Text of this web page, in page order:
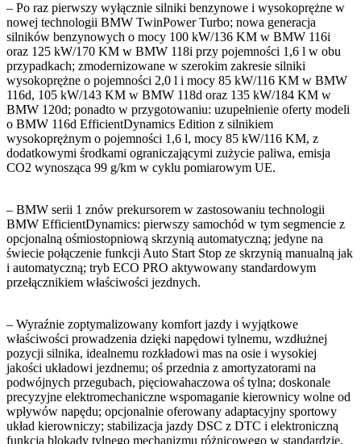
– Po raz pierwszy wyłącznie silniki benzynowe i wysokoprężne w
nowej technologii BMW TwinPower Turbo; nowa generacja
silników benzynowych o mocy 100 kW/136 KM w BMW 116i
oraz 125 kW/170 KM w BMW 118i przy pojemności 1,6 l w obu
przypadkach; zmodernizowane w szerokim zakresie silniki
wysokoprężne o pojemności 2,0 l i mocy 85 kW/116 KM w BMW
116d, 105 kW/143 KM w BMW 118d oraz 135 kW/184 KM w
BMW 120d; ponadto w przygotowaniu: uzupełnienie oferty modeli
o BMW 116d EfficientDynamics Edition z silnikiem
wysokoprężnym o pojemności 1,6 l, mocy 85 kW/116 KM, z
dodatkowymi środkami ograniczającymi zużycie paliwa, emisja
CO2 wynosząca 99 g/km w cyklu pomiarowym UE.
– BMW serii 1 znów prekursorem w zastosowaniu technologii
BMW EfficientDynamics: pierwszy samochód w tym segmencie z
opcjonalną ośmiostopniową skrzynią automatyczną; jedyne na
świecie połączenie funkcji Auto Start Stop ze skrzynią manualną jak
i automatyczną; tryb ECO PRO aktywowany standardowym
przełącznikiem właściwości jezdnych.
– Wyraźnie zoptymalizowany komfort jazdy i wyjątkowe
właściwości prowadzenia dzięki napędowi tylnemu, wzdłużnej
pozycji silnika, idealnemu rozkładowi mas na osie i wysokiej
jakości układowi jezdnemu; oś przednia z amortyzatorami na
podwójnych przegubach, pięciowahaczowa oś tylna; doskonale
precyzyjne elektromechaniczne wspomaganie kierownicy wolne od
wpływów napędu; opcjonalnie oferowany adaptacyjny sportowy
układ kierowniczy; stabilizacja jazdy DSC z DTC i elektroniczną
funkcją blokady tylnego mechanizmu różnicowego w standardzie.